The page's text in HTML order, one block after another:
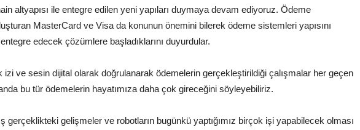
altyapısı ile entegre edilen yeni yapıları duymaya devam ediyoruz. Ödeme
MasterCard ve Visa da konunun önemini bilerek ödeme sistemleri yapısını
edecek çözümlere başladıklarını duyurdular.
ve sesin dijital olarak doğrulanarak ödemelerin gerçekleştirildiği çalışmalar her geçen
bu tür ödemelerin hayatımıza daha çok gireceğini söyleyebiliriz.
gerçeklikteki gelişmeler ve robotların bugünkü yaptığımız birçok işi yapabilecek olması